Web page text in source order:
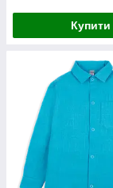
Купити